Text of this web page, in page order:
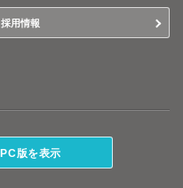
採用情報
PC版を表示